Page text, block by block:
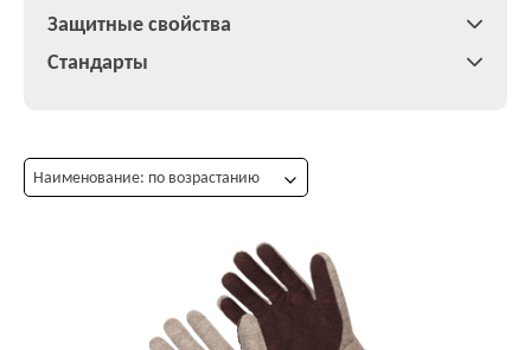
Защитные свойства
Стандарты
Наименование: по возрастанию